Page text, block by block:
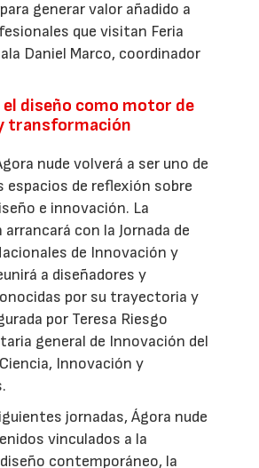
generar valor añadido a
que visitan Feria
Daniel Marco, coordinador
el diseño como motor de
transformación
nude volverá a ser uno de
espacios de reflexión sobre
e innovación. La
con la Jornada de
de Innovación y
a diseñadores y
por su trayectoria y
por Teresa Riesgo
general de Innovación del
Innovación y
jornadas, Ágora nude
vinculados a la
contemporáneo, la